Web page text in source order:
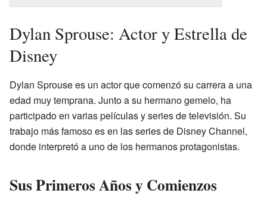
Dylan Sprouse: Actor y Estrella de
Disney
Dylan Sprouse es un actor que comenzó su carrera a una
edad muy temprana. Junto a su hermano gemelo, ha
participado en varias películas y series de televisión. Su
trabajo más famoso es en las series de Disney Channel,
donde interpretó a uno de los hermanos protagonistas.
Sus Primeros Años y Comienzos